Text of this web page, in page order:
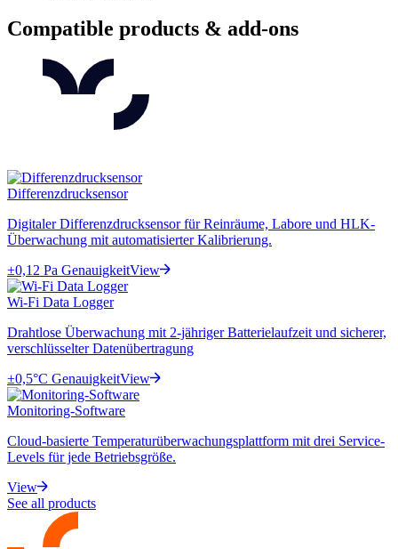
Compatible products & add-ons
Differenzdrucksensor
Digitaler Differenzdrucksensor für Reinräume, Labore und HLK-
Überwachung mit automatisierter Kalibrierung.
±0,12 Pa GenauigkeitView
Wi-Fi Data Logger
Drahtlose Überwachung mit 2-jähriger Batterielaufzeit und sicherer,
verschlüsselter Datenübertragung
±0,5°C GenauigkeitView
Monitoring-Software
Cloud-basierte Temperaturüberwachungsplattform mit drei Service-
Levels für jede Betriebsgröße.
View
See all products